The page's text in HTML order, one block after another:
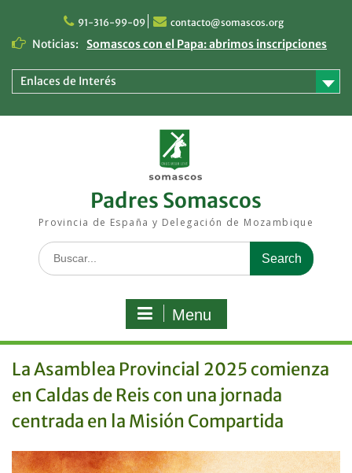
content
91-316-99-09 contacto@somascos.org
Noticias:
Somascos con el Papa: abrimos inscripciones
Respuesta somasca ante las inundaciones en
Mozambique: una ayuda que llega a quienes
Los religiosos somascos de España y
Mozambique viven sus Ejercicios Espirituales
Enlaces de Interés
Padres Somascos
Provincia de España y Delegación de Mozambique
Search
for:
Menu
La Asamblea Provincial 2025 comienza
en Caldas de Reis con una jornada
centrada en la Misión Compartida